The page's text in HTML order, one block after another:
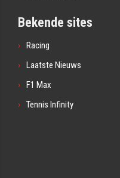
Bekende sites
Racing
Laatste Nieuws
F1 Max
Tennis Infinity